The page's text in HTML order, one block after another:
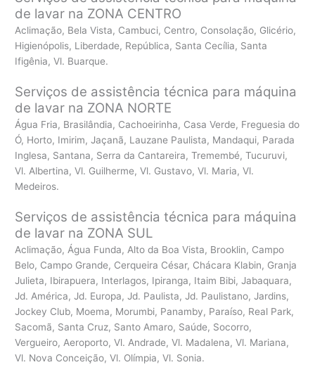
de lavar na ZONA CENTRO
Aclimação, Bela Vista, Cambuci, Centro, Consolação, Glicério,
Higienópolis, Liberdade, República, Santa Cecília, Santa
Ifigênia, Vl. Buarque.
Serviços de assistência técnica para máquina
de lavar na ZONA NORTE
Água Fria, Brasilândia, Cachoeirinha, Casa Verde, Freguesia do
Ó, Horto, Imirim, Jaçanã, Lauzane Paulista, Mandaqui, Parada
Inglesa, Santana, Serra da Cantareira, Tremembé, Tucuruvi,
Vl. Albertina, Vl. Guilherme, Vl. Gustavo, Vl. Maria, Vl.
Medeiros.
Serviços de assistência técnica para máquina
de lavar na ZONA SUL
Aclimação, Água Funda, Alto da Boa Vista, Brooklin, Campo
Belo, Campo Grande, Cerqueira César, Chácara Klabin, Granja
Julieta, Ibirapuera, Interlagos, Ipiranga, Itaim Bibi, Jabaquara,
Jd. América, Jd. Europa, Jd. Paulista, Jd. Paulistano, Jardins,
Jockey Club, Moema, Morumbi, Panamby, Paraíso, Real Park,
Sacomã, Santa Cruz, Santo Amaro, Saúde, Socorro,
Vergueiro, Aeroporto, Vl. Andrade, Vl. Madalena, Vl. Mariana,
Vl. Nova Conceição, Vl. Olímpia, Vl. Sonia.